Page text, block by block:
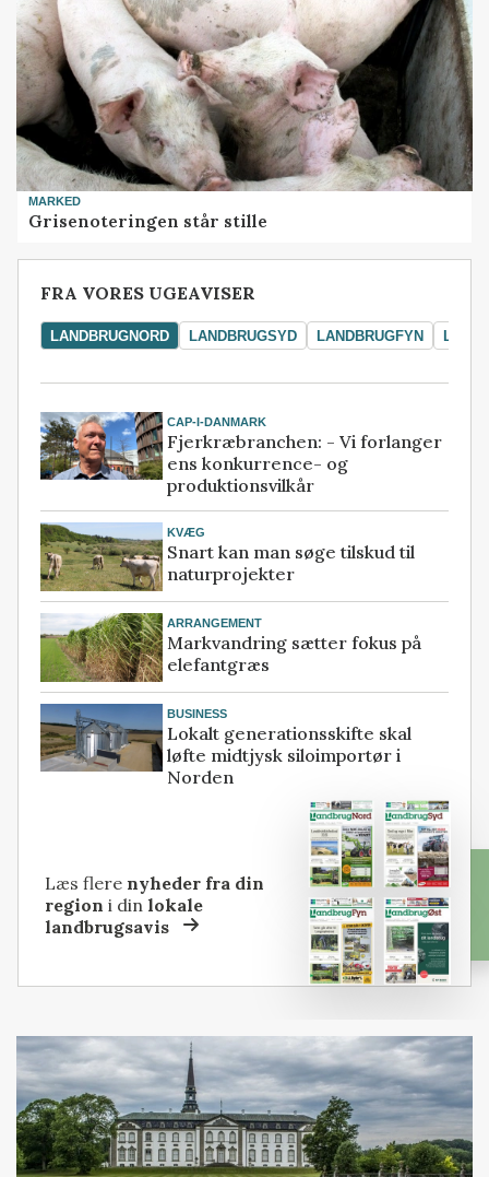
MARKED
Grisenoteringen står stille
FRA VORES UGEAVISER
LANDBRUGNORD LANDBRUGSYD LANDBRUGFYN
CAP-I-DANMARK
Fjerkræbranchen: - Vi forlanger
ens konkurrence- og
produktionsvilkår
KVÆG
Snart kan man søge tilskud til
naturprojekter
ARRANGEMENT
Markvandring sætter fokus på
elefantgræs
BUSINESS
Lokalt generationsskifte skal
løfte midtjysk siloimportør i
Norden
Læs flere nyheder fra din
region i dinlokale
landbrugsavis